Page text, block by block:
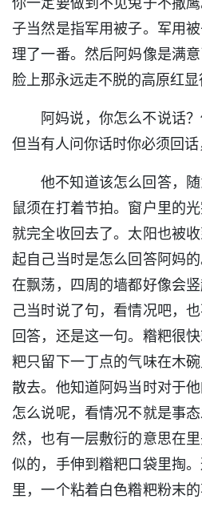
你一定要做到不见兔子不撒
子当然是指军用被子。军用
理了一番。然后阿妈像是满
脸上那永远走不脱的高原红显
阿妈说，你怎么不说话
但当有人问你话时你必须回话
他不知道该怎么回答，
鼠须在打着节拍。窗户里的
就完全收回去了。太阳也被
起自己当时是怎么回答阿妈
在飘荡，四周的墙都好像会
己当时说了句，看情况吧，
回答，还是这一句。糌粑很
粑只留下一丁点的气味在木
散去。他知道阿妈当时对于
怎么说呢，看情况不就是事
然，也有一层敷衍的意思在
似的，手伸到糌粑口袋里掏
里，一个粘着白色糌粑粉末